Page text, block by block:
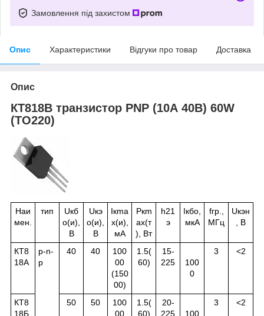
Замовлення під захистом
Опис Характеристики Відгуки про товар Доставка
Опис
КТ818В транзистор PNP (10А 40В) 60W
(ТО220)
Наи
мен.
тип Uкб
о(и),
В
Uкэ
о(и),
В
Iкma
x(и),
мА
Pкm
ax(т
), Вт
h21
э
Iкбо,
мкА
fгр.,
МГц
Uкэн
, В
КТ8
18А
p-n-
p
40 40
100
00
(150
00)
1.5(
60)
15-
225
100
0
3 <2
КТ8
18Б
50 50
100
00
1.5(
60)
20-
225
100
3 <2